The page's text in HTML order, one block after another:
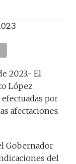
2023.- El
López
por
afectaciones
Gobernador
del